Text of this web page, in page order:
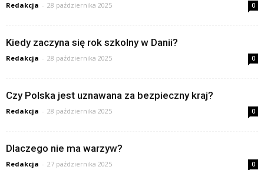
Redakcja - 28 października 2025 0
Kiedy zaczyna się rok szkolny w Danii?
Redakcja - 28 października 2025 0
Czy Polska jest uznawana za bezpieczny kraj?
Redakcja - 28 października 2025 0
Dlaczego nie ma warzyw?
Redakcja - 27 października 2025 0